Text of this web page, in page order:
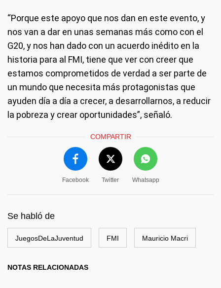
“Porque este apoyo que nos dan en este evento, y
nos van a dar en unas semanas más como con el
G20, y nos han dado con un acuerdo inédito en la
historia para al FMI, tiene que ver con creer que
estamos comprometidos de verdad a ser parte de
un mundo que necesita más protagonistas que
ayuden día a día a crecer, a desarrollarnos, a reducir
la pobreza y crear oportunidades”, señaló.
COMPARTIR
Facebook Twitter Whatsapp
Se habló de
JuegosDeLaJuventud FMI Mauricio Macri
NOTAS RELACIONADAS